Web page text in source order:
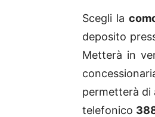
Scegli la
deposito
Metterà in
permetterà di
telefonico